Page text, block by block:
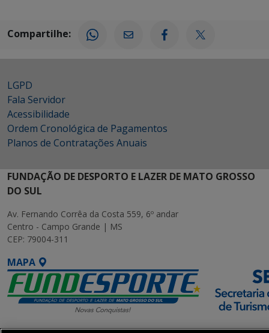
Compartilhe:
LGPD
Fala Servidor
Acessibilidade
Ordem Cronológica de Pagamentos
Planos de Contratações Anuais
FUNDAÇÃO DE DESPORTO E LAZER DE MATO GROSSO
DO SUL
Av. Fernando Corrêa da Costa 559, 6º andar
Centro - Campo Grande | MS
CEP: 79004-311
MAPA